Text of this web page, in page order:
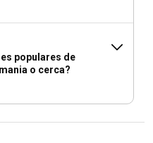
populares de
o cerca?